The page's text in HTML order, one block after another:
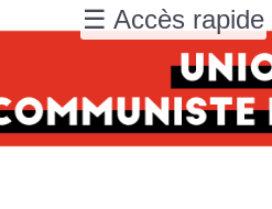
☰ Accès rapide